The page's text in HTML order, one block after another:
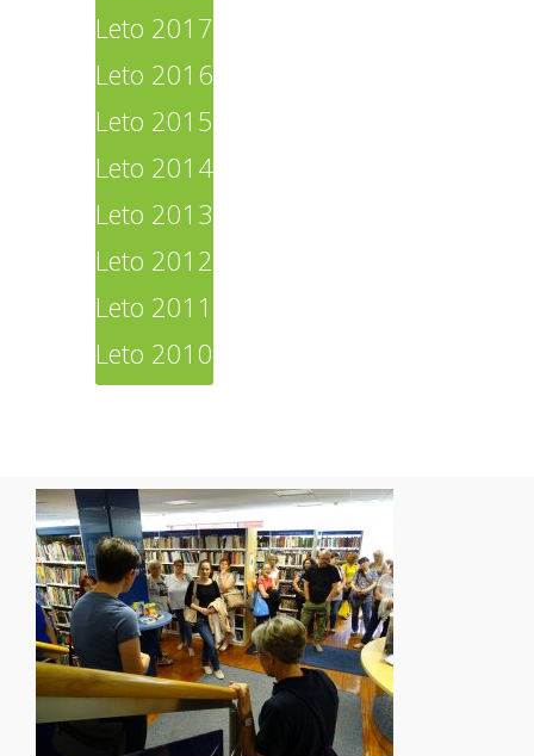
Leto 2017
Leto 2016
Leto 2015
Leto 2014
Leto 2013
Leto 2012
Leto 2011
Leto 2010